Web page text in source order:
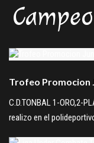
Trofeo Promocion
C.D.TONBAL 1-ORO,2-
realizo en el